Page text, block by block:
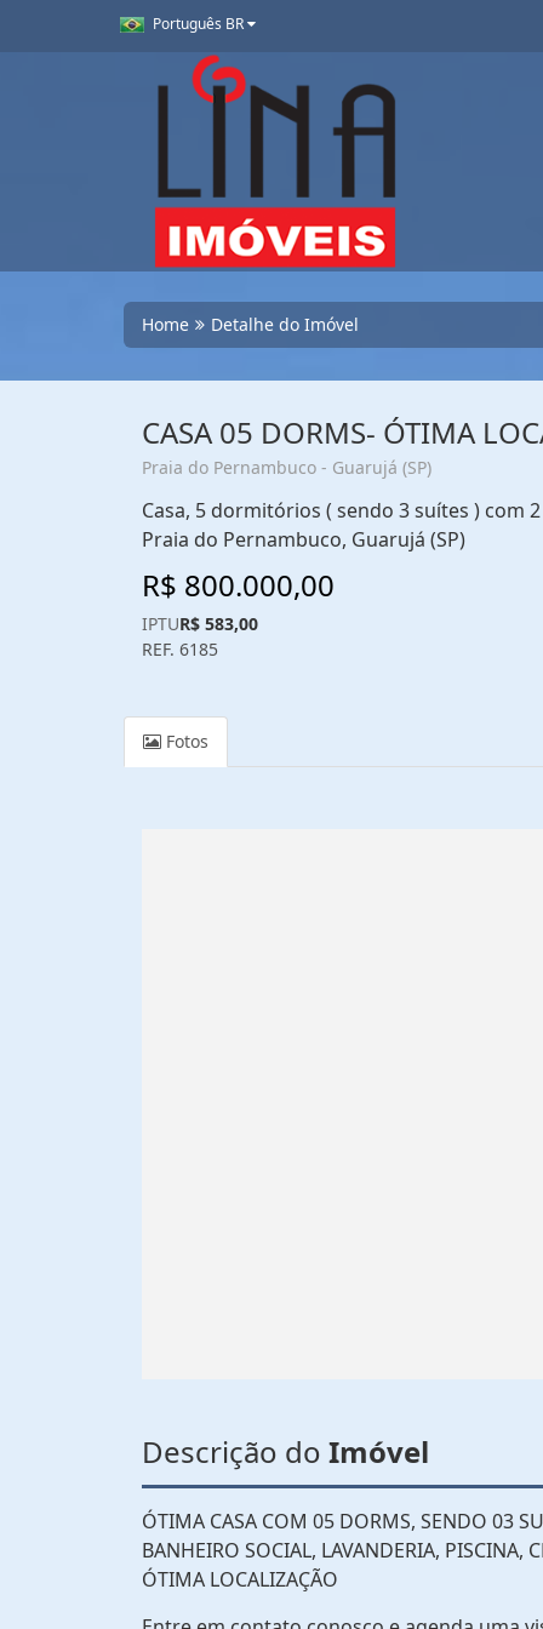
Português BR
Home Detalhe do Imóvel
CASA 05 DORMS- ÓTIMA
Praia do Pernambuco - Guarujá (SP)
Casa, 5 dormitórios ( sendo 3 suítes ) com
Praia do Pernambuco, Guarujá (SP)
R$ 800.000,00
IPTUR$ 583,00
REF. 6185
Fotos
Descrição do Imóvel
ÓTIMA CASA COM 05 DORMS, SENDO 03
BANHEIRO SOCIAL, LAVANDERIA, PISCINA,
ÓTIMA LOCALIZAÇÃO